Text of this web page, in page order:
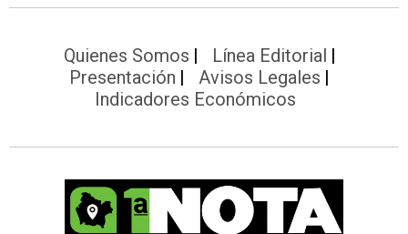
Quienes Somos
Línea Editorial
Presentación
Avisos Legales
Indicadores Económicos